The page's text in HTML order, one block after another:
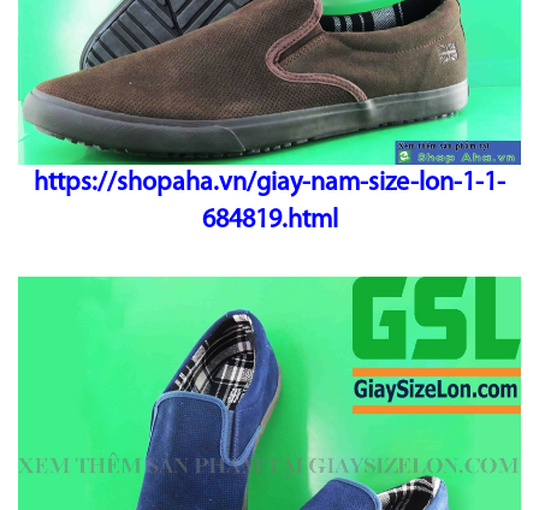
https://shopaha.vn/giay-nam-size-lon-1-1-
684819.html